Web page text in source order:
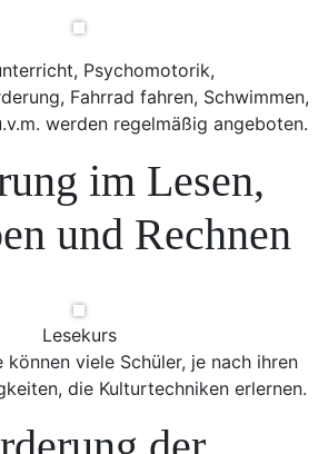
Psychomotorik,
Fahrrad fahren, Schwimmen,
werden regelmäßig angeboten.
im Lesen,
und Rechnen
Lesekurs
können viele Schüler, je nach ihren
die Kulturtechniken erlernen.